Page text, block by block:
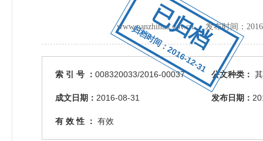
已归档
归档时间：2016-12-31
www.panzhihua.gov.cn 发布时间：
索 引 号 ： 008320033/2016-00037 公文种类：
成文日期： 2016-08-31 发布日期：
有 效 性 ： 有效